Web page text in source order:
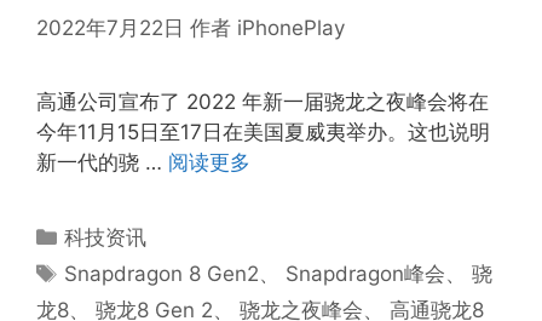
2022年7月22日 作者 iPhonePlay
高通公司宣布了 2022 年新一届骁龙之夜峰会将在
今年11月15日至17日在美国夏威夷举办。这也说明
新一代的骁 … 阅读更多
分
类
科技资讯
标
签
Snapdragon 8 Gen2、 Snapdragon峰会、骁
龙8、 骁龙8 Gen 2、 骁龙之夜峰会、 高通骁龙8